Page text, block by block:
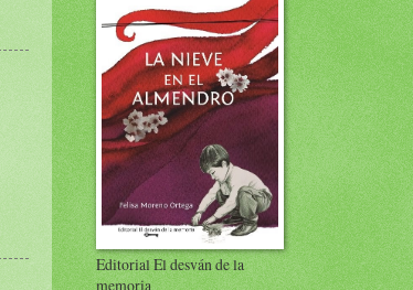
Editorial El desván de la
memoria